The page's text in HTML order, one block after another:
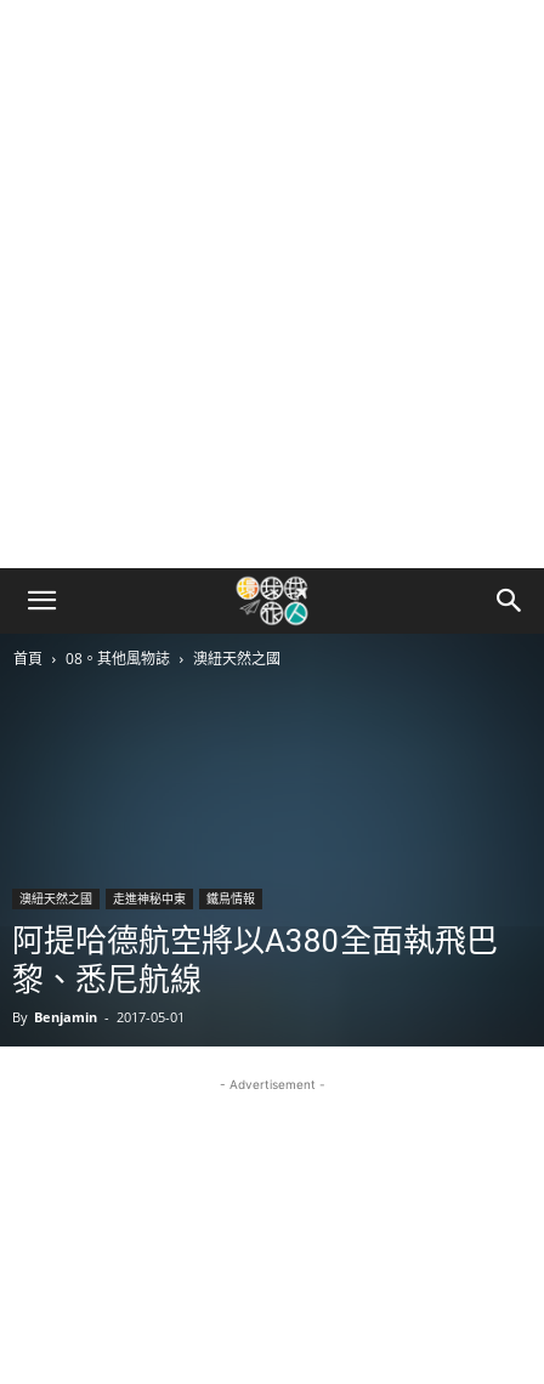
首頁 08。其他風物誌 澳紐天然之國
澳紐天然之國 走進神秘中東 鐵鳥情報
阿提哈德航空將以A380全面執飛巴
黎、悉尼航線
By Benjamin - 2017-05-01
- Advertisement -